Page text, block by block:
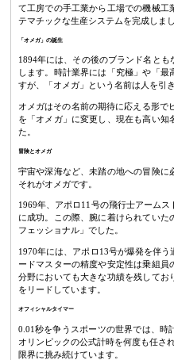
て工房での手工業から工場での機械工
テマチックな生産システムを完成しまし
「オメガ」の誕生
1894年には、その後のブランド名と
します。時計業界には「究極」や「
すが、「オメガ」という名前は人を引
オメガはその名前の期待に応える形で
を「オメガ」に変更し、現在も高い知
た。
冒険とオメガ
宇宙や深海など、未踏の地への冒険に
それがオメガです。
1969年、アポロ11号の飛行士アーム
に成功。この際、腕に着けられていた
フェッショナル」でした。
1970年には、アポロ13号が爆発を伴
ードマスターの精度や安定性は乗組
分野においても大きな功績を残してお
をリードしています。
オフィシャルタイマー
0.01秒を争うスポーツの世界では、時
オリンピックの公式計時を何度も任さ
限界に挑み続けています。